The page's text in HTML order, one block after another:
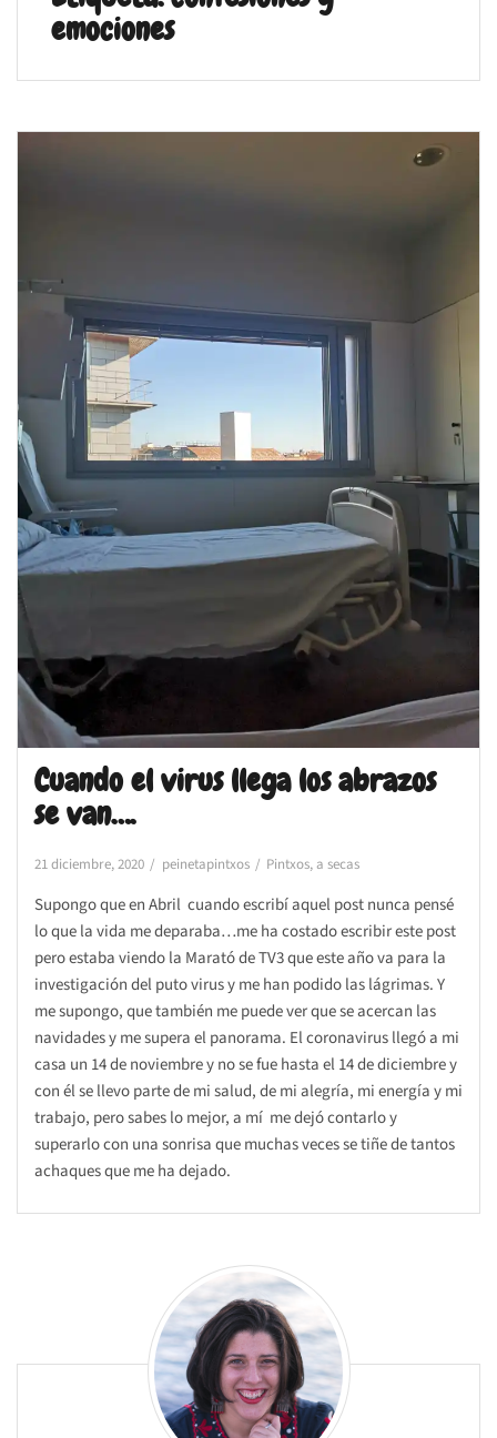
emociones
Cuando el virus llega los abrazos
se van….
21 diciembre, 2020 peinetapintxos Pintxos, a secas
Supongo que en Abril cuando escribí aquel post nunca pensé
lo que la vida me deparaba…me ha costado escribir este post
pero estaba viendo la Marató de TV3 que este año va para la
investigación del puto virus y me han podido las lágrimas. Y
me supongo, que también me puede ver que se acercan las
navidades y me supera el panorama. El coronavirus llegó a mi
casa un 14 de noviembre y no se fue hasta el 14 de diciembre y
con él se llevo parte de mi salud, de mi alegría, mi energía y mi
trabajo, pero sabes lo mejor, a mí me dejó contarlo y
superarlo con una sonrisa que muchas veces se tiñe de tantos
achaques que me ha dejado.